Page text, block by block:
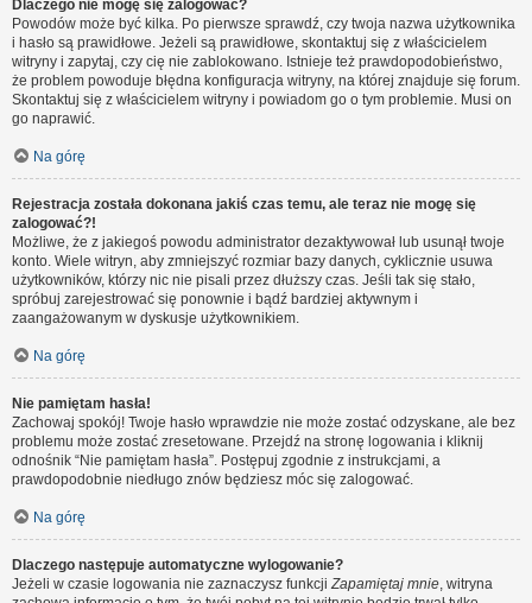
Dlaczego nie mogę się zalogować?
Powodów może być kilka. Po pierwsze sprawdź, czy twoja nazwa użytkownika
i hasło są prawidłowe. Jeżeli są prawidłowe, skontaktuj się z właścicielem
witryny i zapytaj, czy cię nie zablokowano. Istnieje też prawdopodobieństwo,
że problem powoduje błędna konfiguracja witryny, na której znajduje się forum.
Skontaktuj się z właścicielem witryny i powiadom go o tym problemie. Musi on
go naprawić.
Na górę
Rejestracja została dokonana jakiś czas temu, ale teraz nie mogę się
zalogować?!
Możliwe, że z jakiegoś powodu administrator dezaktywował lub usunął twoje
konto. Wiele witryn, aby zmniejszyć rozmiar bazy danych, cyklicznie usuwa
użytkowników, którzy nic nie pisali przez dłuższy czas. Jeśli tak się stało,
spróbuj zarejestrować się ponownie i bądź bardziej aktywnym i
zaangażowanym w dyskusje użytkownikiem.
Na górę
Nie pamiętam hasła!
Zachowaj spokój! Twoje hasło wprawdzie nie może zostać odzyskane, ale bez
problemu może zostać zresetowane. Przejdź na stronę logowania i kliknij
odnośnik “Nie pamiętam hasła”. Postępuj zgodnie z instrukcjami, a
prawdopodobnie niedługo znów będziesz móc się zalogować.
Na górę
Dlaczego następuje automatyczne wylogowanie?
Jeżeli w czasie logowania nie zaznaczysz funkcjiZapamiętaj mnie, witryna